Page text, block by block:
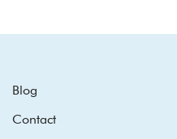
Blog
Contact